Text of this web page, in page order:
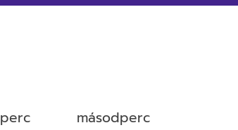
perc másodperc